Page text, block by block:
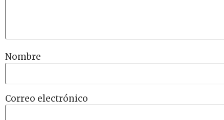
Nombre
Correo electrónico